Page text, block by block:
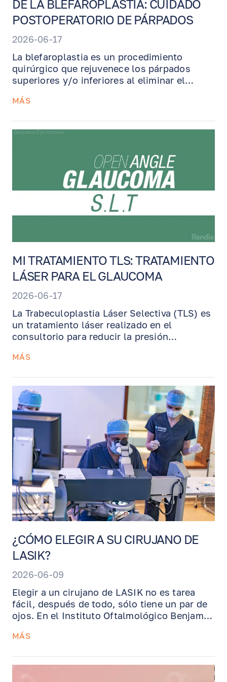
DE LA BLEFAROPLASTIA: CUIDADO
POSTOPERATORIO DE PÁRPADOS
2026-06-17
La blefaroplastia es un procedimiento
quirúrgico que rejuvenece los párpados
superiores y/o inferiores al eliminar el
de recuperación explica qué esperar
incluyendo inflamación, moretones,
compresas frías, retiro de suturas,
importantes para apoyar una recuperación
segura y el mejor resultado estético posible.
MÁS
MI TRATAMIENTO TLS: TRATAMIENTO
LÁSER PARA EL GLAUCOMA
2026-06-17
La Trabeculoplastia Láser Selectiva (TLS) es
un tratamiento láser realizado en el
consultorio para reducir la presión
hipertensión ocular. Esta guía explica cómo
procedimiento, cómo se utiliza la estrategia
de tratamiento de 180° del Dr. Benjamin, y
por qué la TLS puede ayudar a reducir o
retrasar la necesidad de gotas diarias para el
glaucoma.
MÁS
¿CÓMO ELEGIR A SU CIRUJANO DE
LASIK?
2026-06-09
Elegir a un cirujano de LASIK no es tarea
fácil, después de todo, sólo tiene un par de
ojos. En el Instituto Oftalmológico Benjamin,
última generación y las habilidades
¡Lea más para ver qué hace que nuestra
práctica se destaque!
MÁS